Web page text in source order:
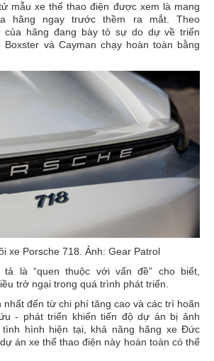
mẫu xe thể thao điện được xem là mang
hãng ngay trước thềm ra mắt. Theo
của hãng đang bày tỏ sự do dự về triển
và Cayman chạy hoàn toàn bằng
xe Porsche 718. Ảnh: Gear Patrol
là “quen thuộc với vấn đề” cho biết,
trở ngại trong quá trình phát triển.
đến từ chi phí tăng cao và các trì hoãn
- phát triển khiến tiến độ dự án bị ảnh
hình hiện tại, khả năng hãng xe Đức
án xe thể thao điện này hoàn toàn có thể